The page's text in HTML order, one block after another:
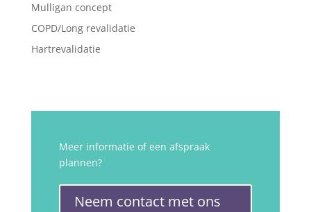
Mulligan concept
COPD/Long revalidatie
Hartrevalidatie
Meer informatie of een afspraak
plannen?
Neem contact met ons